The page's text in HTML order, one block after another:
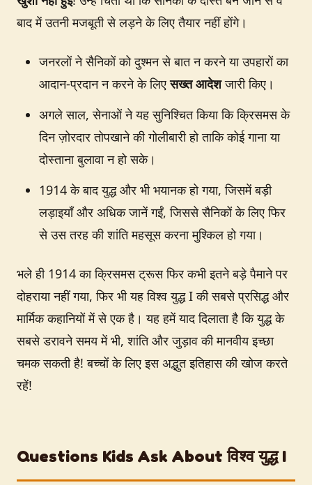
बाद में उतनी मजबूती से लड़ने के लिए तैयार नहीं होंगे।
जनरलों ने सैनिकों को दुश्मन से बात न करने या उपहारों का
आदान-प्रदान न करने के लिएसख्त आदेशजारी किए।
अगले साल, सेनाओं ने यह सुनिश्चित किया कि क्रिसमस के
दिन ज़ोरदार तोपखाने की गोलीबारी हो ताकि कोई गाना या
दोस्ताना बुलावा न हो सके।
1914 के बाद युद्ध और भी भयानक हो गया, जिसमें बड़ी
लड़ाइयाँ और अधिक जानें गईं, जिससे सैनिकों के लिए फिर
से उस तरह की शांति महसूस करना मुश्किल हो गया।
भले ही 1914 का क्रिसमस ट्रूस फिर कभी इतने बड़े पैमाने पर
दोहराया नहीं गया, फिर भी यह विश्व युद्ध I की सबसे प्रसिद्ध और
मार्मिक कहानियों में से एक है। यह हमें याद दिलाता है कि युद्ध के
सबसे डरावने समय में भी, शांति और जुड़ाव की मानवीय इच्छा
चमक सकती है! बच्चों के लिए इस अद्भुत इतिहास की खोज करते
रहें!
Questions Kids Ask About विश्व युद्ध I